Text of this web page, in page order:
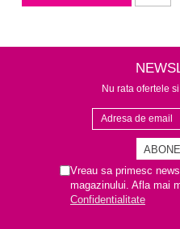
Nu rata ofertele
Vreau sa primesc
magazinului. Afla mai
Confidentialitate